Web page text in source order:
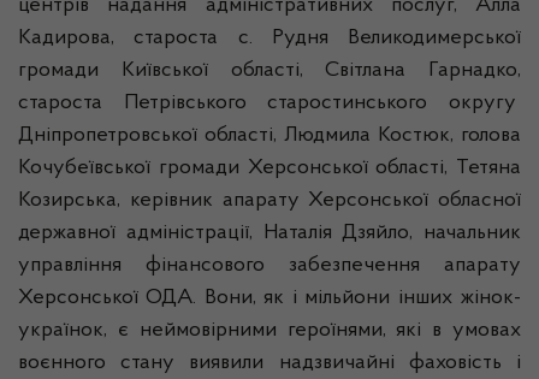
центрів надання адміністративних послуг, Алла
Кадирова, староста с. Рудня Великодимерської
громади Київської області, Світлана Гарнадко,
староста Петрівського старостинського округу
Дніпропетровської області, Людмила Костюк, голова
Кочубеївської громади Херсонської області, Тетяна
Козирська, керівник апарату Херсонської обласної
державної адміністрації, Наталія Дзяйло, начальник
управління фінансового забезпечення апарату
Херсонської ОДА. Вони, як і мільйони інших жінок-
українок, є неймовірними героїнями, які в умовах
воєнного стану виявили надзвичайні фаховість і